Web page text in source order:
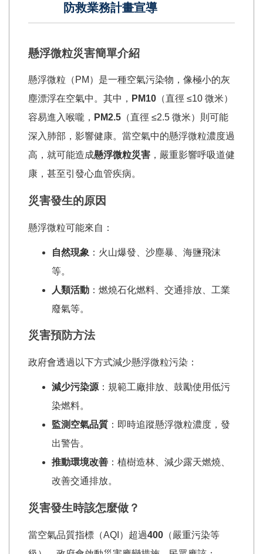
防救業務計畫宣導
懸浮微粒災害簡單介紹
懸浮微粒（PM）是一種空氣污染物，像極小的灰
塵漂浮在空氣中。其中， PM10 （直徑 ≤10 微米）
容易進入喉嚨， PM2.5 （直徑 ≤2.5 微米）則可能
深入肺部，影響健康。當空氣中的懸浮微粒濃度過
高，就可能造成懸浮微粒災害 ，嚴重影響呼吸道健
康，甚至引發心血管疾病。
災害發生的原因
懸浮微粒可能來自：
自然現象 ：火山爆發、沙塵暴、海鹽飛沫
等。
人類活動 ：燃燒石化燃料、交通排放、工業
廢氣等。
災害預防方法
政府會透過以下方式減少懸浮微粒污染：
減少污染源 ：規範工廠排放、鼓勵使用低污
染燃料。
監測空氣品質 ：即時追蹤懸浮微粒濃度，發
出警告。
推動環境改善 ：植樹造林、減少露天燃燒、
改善交通排放。
災害發生時該怎麼做？
當空氣品質指標（AQI）超過400 （嚴重污染等